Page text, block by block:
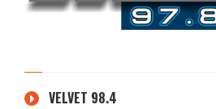
VELVET 98.4